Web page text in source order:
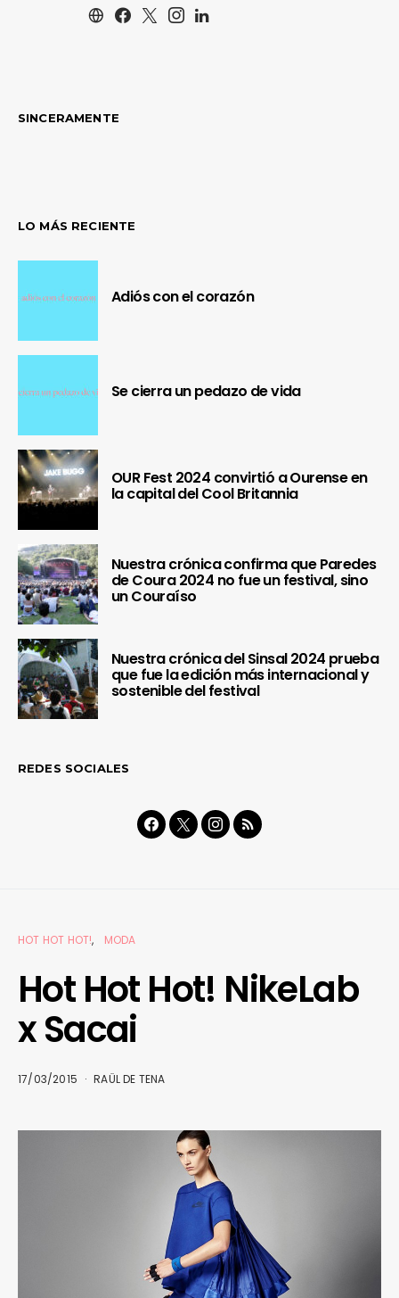
SINCERAMENTE
LO MÁS RECIENTE
Adiós con el corazón
Se cierra un pedazo de vida
OUR Fest 2024 convirtió a Ourense en
la capital del Cool Britannia
Nuestra crónica confirma que Paredes
de Coura 2024 no fue un festival, sino
un Couraíso
Nuestra crónica del Sinsal 2024 prueba
que fue la edición más internacional y
sostenible del festival
REDES SOCIALES
HOT HOT HOT! MODA
Hot Hot Hot! NikeLab
x Sacai
17/03/2015 RAÜL DE TENA